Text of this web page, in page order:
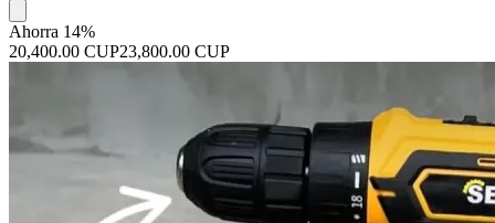
Ahorra 14%
20,400.00 CUP23,800.00 CUP